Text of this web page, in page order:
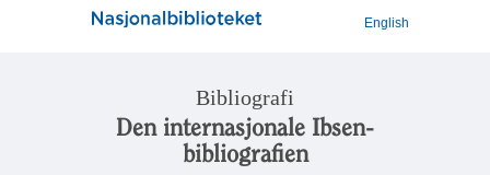
English
Bibliografi
Den internasjonale Ibsen-
bibliografien